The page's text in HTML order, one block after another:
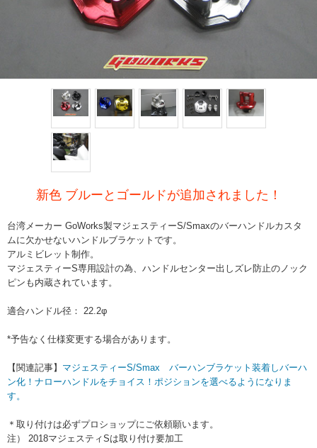
新色 ブルーとゴールドが追加されました！
台湾メーカー GoWorks製マジェスティーS/Smaxのバーハンドルカスタ
ムに欠かせないハンドルブラケットです。
アルミビレット制作。
マジェスティーS専用設計の為、ハンドルセンター出しズレ防止のノック
ピンも内蔵されています。
適合ハンドル径： 22.2φ
*予告なく仕様変更する場合があります。
【関連記事】 マジェスティーS/Smax バーハンブラケット装着しバーハ
ン化！ナローハンドルをチョイス！ポジションを選べるようになりま
す。
＊取り付けは必ずプロショップにご依頼願います。
注） 2018マジェスティSは取り付け要加工